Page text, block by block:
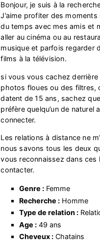
Bonjour, je suis à la
J’aime profiter des
du temps avec mes amis et
aller au cinéma ou au
musique et parfois regarder
films à la télévision.
si vous vous cachez
photos floues ou des filtres,
datent de 15 ans, sachez
préfère quelqu’un de naturel
connecter.
Les relations à distance ne
nous savons tous les deux
vous reconnaissez dans ces
contacter.
Genre :Femme
Recherche :Homme
Type de relation :
Age :49 ans
Cheveux :Chatains